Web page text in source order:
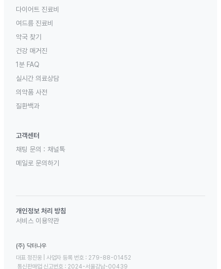
다이어트 진료비
여드름 진료비
약국 찾기
건강 매거진
1분 FAQ
실시간 의료상담
의약품 사전
질환백과
고객센터
채팅 문의 : 채널톡
메일로 문의하기
개인정보 처리 방침
서비스 이용약관
(주) 닥터나우
대표 정진웅 | 사업자 등록 번호 : 279-88-01452
통신판매업 신고번호 : 2024-서울강남-00439